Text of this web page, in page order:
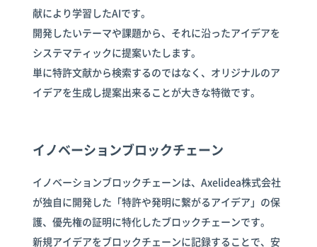
献により学習したAIです。
開発したいテーマや課題から、それに沿ったアイデアを
システマティックに提案いたします。
単に特許文献から検索するのではなく、オリジナルのア
イデアを生成し提案出来ることが大きな特徴です。
イノベーションブロックチェーン
イノベーションブロックチェーンは、Axelidea株式会社
が独自に開発した「特許や発明に繋がるアイデア」の保
護、優先権の証明に特化したブロックチェーンです。
新規アイデアをブロックチェーンに記録することで、安